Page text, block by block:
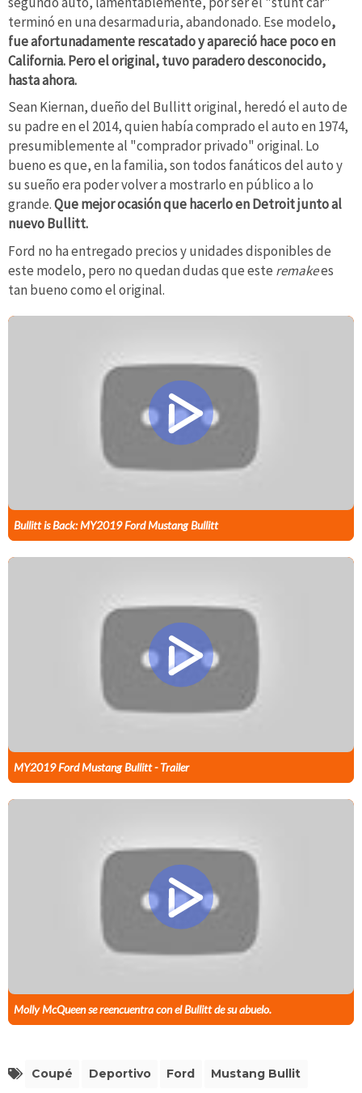
terminó en una desarmaduria, abandonado. Ese modelo,
fue afortunadamente rescatado y apareció hace poco en
California. Pero el original, tuvo paradero desconocido,
hasta ahora.
Sean Kiernan, dueño del Bullitt original, heredó el auto de
su padre en el 2014, quien había comprado el auto en 1974,
presumiblemente al "comprador privado" original. Lo
bueno es que, en la familia, son todos fanáticos del auto y
su sueño era poder volver a mostrarlo en público a lo
grande.Que mejor ocasión que hacerlo en Detroit junto al
nuevo Bullitt.
Ford no ha entregado precios y unidades disponibles de
este modelo, pero no quedan dudas que este remakees
tan bueno como el original.
Bullitt is Back: MY2019 Ford Mustang Bullitt
MY2019 Ford Mustang Bullitt - Trailer
Molly McQueen se reencuentra con el Bullitt de su abuelo.
Coupé Deportivo Ford Mustang Bullit